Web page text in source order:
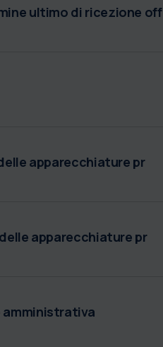
ultimo di ricezione off
apparecchiature pr
apparecchiature pr
amministrativa